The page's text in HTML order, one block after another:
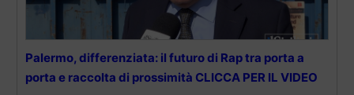
Palermo, differenziata: il futuro di Rap tra porta a
porta e raccolta di prossimità CLICCA PER IL VIDEO